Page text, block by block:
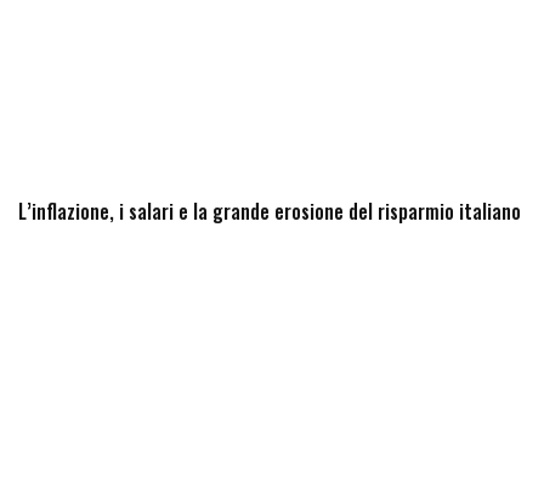
L’inflazione, i salari e la grande erosione del risparmio italiano